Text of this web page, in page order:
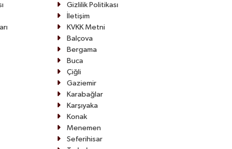
Gizlilik Politikası
İletişim
KVKK Metni
Balçova
Bergama
Buca
Çiğli
Gaziemir
Karabağlar
Karşıyaka
Konak
Menemen
Seferihisar